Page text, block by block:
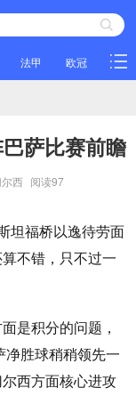
法甲 欧冠 NBA
萨比赛前瞻
西 阅读97
坦福桥以逸待劳面
不错，只不过一
是积分的问题，
胜球稍稍领先一
西方面核心进攻